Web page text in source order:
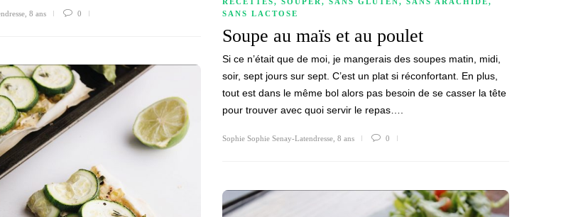
, 8 ans 0
SANS LACTOSE
Soupe au maïs et au poulet
Si ce n’était que de moi, je mangerais des soupes matin, midi,
soir, sept jours sur sept. C’est un plat si réconfortant. En plus,
tout est dans le même bol alors pas besoin de se casser la tête
pour trouver avec quoi servir le repas….
Sophie Sophie Senay-Latendresse, 8 ans 0